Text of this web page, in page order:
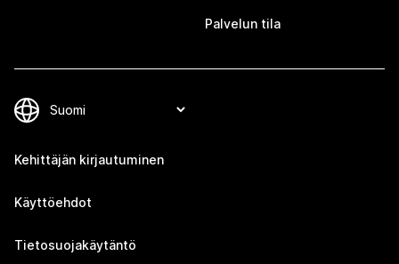
Palvelun tila
Kehittäjän kirjautuminen
Käyttöehdot
Tietosuojakäytäntö